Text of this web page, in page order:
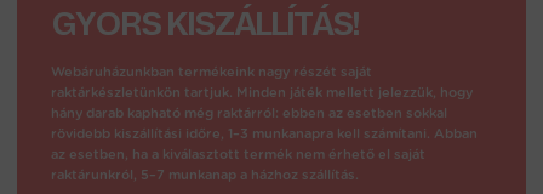
GYORS KISZÁLLÍTÁS!
Webáruházunkban termékeink nagy részét saját
raktárkészletünkön tartjuk. Minden játék mellett jelezzük, hogy
hány darab kapható még raktárról: ebben az esetben sokkal
rövidebb kiszállítási időre, 1–3 munkanapra kell számítani. Abban
az esetben, ha a kiválasztott termék nem érhető el saját
raktárunkról, 5–7 munkanap a házhoz szállítás.